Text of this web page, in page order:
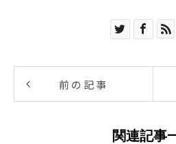
前の記事
関連記事